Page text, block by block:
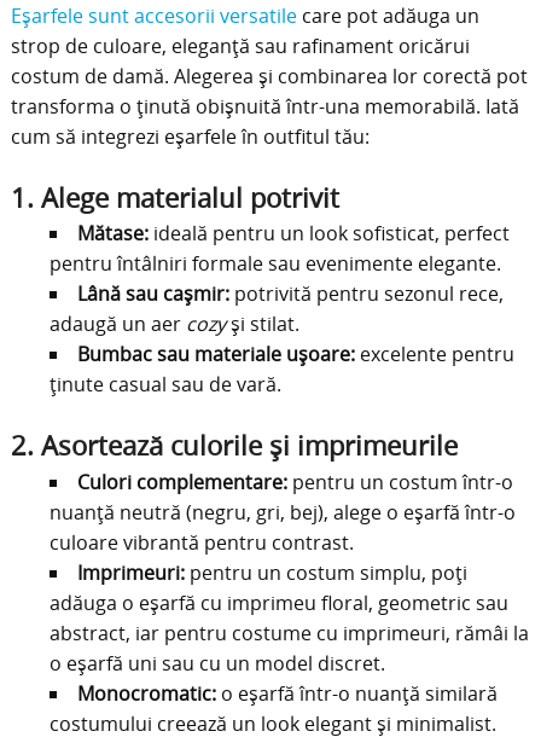
Eșarfele sunt accesorii versatilecare pot adăuga un
strop de culoare, eleganță sau rafinament oricărui
costum de damă. Alegerea și combinarea lor corectă pot
transforma o ținută obișnuită într-una memorabilă. Iată
cum să integrezi eșarfele în outfitul tău:
1. Alege materialul potrivit
Mătase:ideală pentru un look sofisticat, perfect
pentru întâlniri formale sau evenimente elegante.
Lână sau cașmir:potrivită pentru sezonul rece,
adaugă un aer cozyși stilat.
Bumbac sau materiale ușoare:excelente pentru
ținute casual sau de vară.
2. Asortează culorile și imprimeurile
Culori complementare:pentru un costum într-o
nuanță neutră (negru, gri, bej), alege o eșarfă într-o
culoare vibrantă pentru contrast.
Imprimeuri:pentru un costum simplu, poți
adăuga o eșarfă cu imprimeu floral, geometric sau
abstract, iar pentru costume cu imprimeuri, rămâi la
o eșarfă uni sau cu un model discret.
Monocromatic:o eșarfă într-o nuanță similară
costumului creează un look elegant și minimalist.